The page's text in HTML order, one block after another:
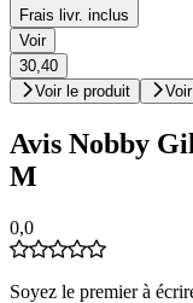
Frais livr. inclus
Voir
30,40
Voir le produit
Avis Nobby
M
0,0
Soyez le premier à